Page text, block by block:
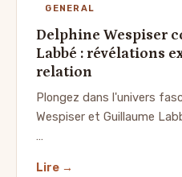
GENERAL
Delphine Wespiser
Labbé : révélations
relation
Plongez dans l'univers
Wespiser et Guillaume
…
Lire →